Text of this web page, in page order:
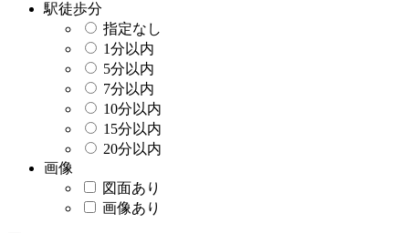
駅徒歩分
指定なし
1分以内
5分以内
7分以内
10分以内
15分以内
20分以内
画像
図面あり
画像あり